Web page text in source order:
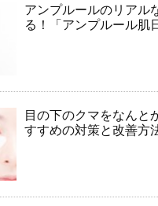
アンプルールのリアル
る！「アンプルール肌
目の下のクマをなんと
すすめの対策と改善方